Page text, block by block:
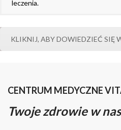
leczenia.
KLIKNIJ, ABY DOWIEDZIEĆ SIĘ
CENTRUM MEDYCZNE
Twoje zdrowie w